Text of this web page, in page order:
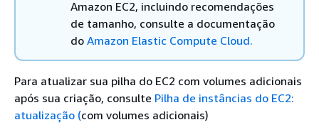
Amazon EC2, incluindo recomendações
de tamanho, consulte a documentação
do Amazon Elastic Compute Cloud.
Para atualizar sua pilha do EC2 com volumes adicionais
após sua criação, consulte Pilha de instâncias do EC2:
atualização (com volumes adicionais)